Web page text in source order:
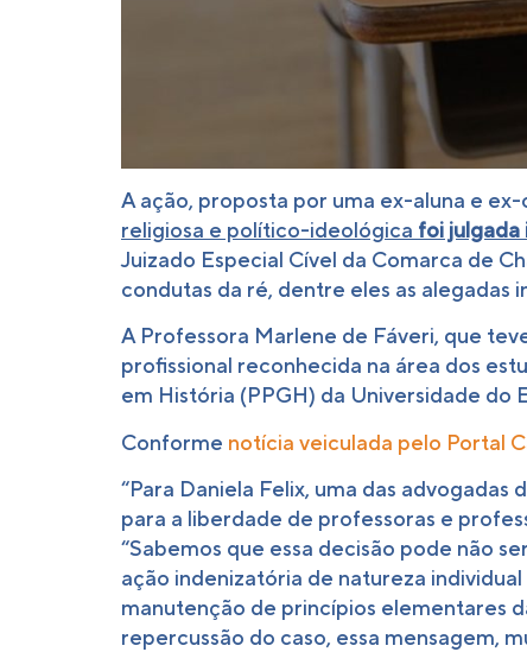
A ação, proposta por uma ex-aluna e
religiosa e político-ideológica foi
Juizado Especial Cível da Comarca de
condutas da ré, dentre eles as alegadas
A Professora Marlene de Fáveri, que
profissional reconhecida na área dos
em História (PPGH) da Universidade do
Conforme notícia veiculada pelo Portal
“Para Daniela Felix, uma das
para a liberdade de professoras e
“Sabemos que essa decisão pode não
ação indenizatória de natureza
manutenção de princípios elementares
repercussão do caso, essa mensagem,